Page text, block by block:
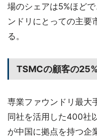
場のシェアは5%ほど
ンドリにとっての主要
る。
TSMCの顧客の
専業ファウンドリ最大
同社を活用した400社
が中国に拠点を持つ企